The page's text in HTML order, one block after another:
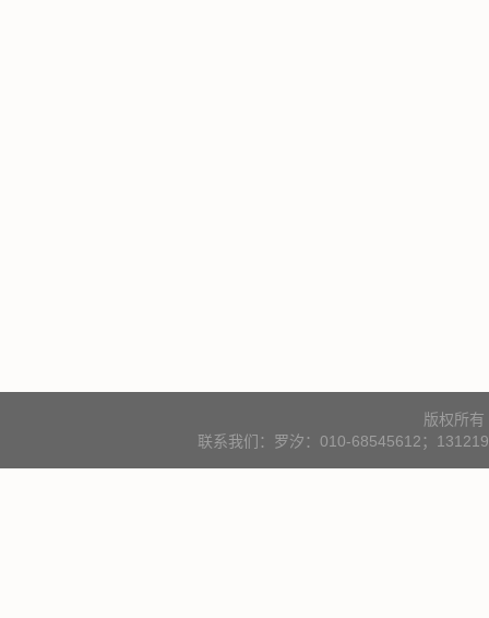
版权所
联系我们：罗汐：010-68545612；